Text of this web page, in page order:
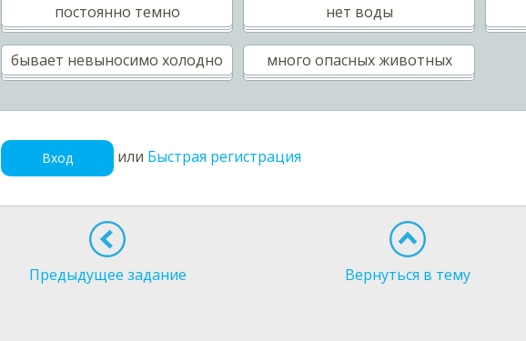
постоянно темно
нет воды
бывает невыносимо холодно много опасных животных
Вход или Быстрая регистрация
Предыдущее задание Вернуться в тему